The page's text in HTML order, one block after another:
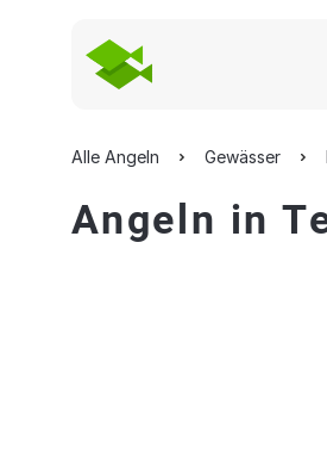
Alle Angeln Gewässer
Angeln in